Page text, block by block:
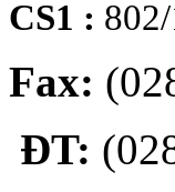
CS1 :
Fax:
ĐT: